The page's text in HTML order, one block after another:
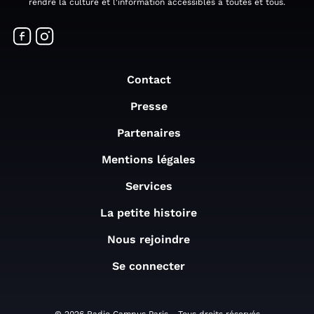
rendre la culture et l'information accessibles à toutes et tous.
Contact
Presse
Partenaires
Mentions légales
Services
La petite histoire
Nous rejoindre
Se connecter